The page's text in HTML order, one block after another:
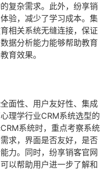
复杂需求。此外，纷享销
验，减少了学习成本。集
相关系统无缝连接，保证
据分析能力能够帮助教育
育效果。
面性、用户友好性、集成
理学行业CRM系统选型的
系统时，重点考察系统
求，界面是否友好，是否
力。同时，纷享销客官网
以帮助用户进一步了解和